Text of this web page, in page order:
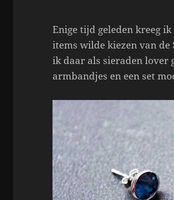
Enige tijd geleden kreeg
items wilde kiezen van
ik daar als sieraden lover
armbandjes en een set